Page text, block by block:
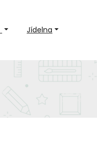
Jídelna